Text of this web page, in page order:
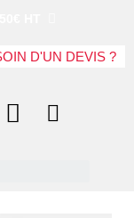
D'UN DEVIS ?